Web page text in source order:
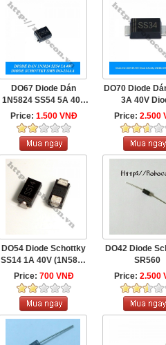
DO67 Diode Dán
1N5824 SS54 5A 40V
Diode Schottky SMB ...
Price: 1.500 VNĐ
DO70 Diode
3A 40V
Schottky
...
Price: 2.500
DO54 Diode Schottky
SS14 1A 40V (1N5819
SMA DO214)
Price: 700 VNĐ
DO42 Diode
SR560
Price: 2.500